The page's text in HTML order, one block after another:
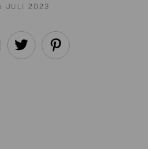
JULI 2023